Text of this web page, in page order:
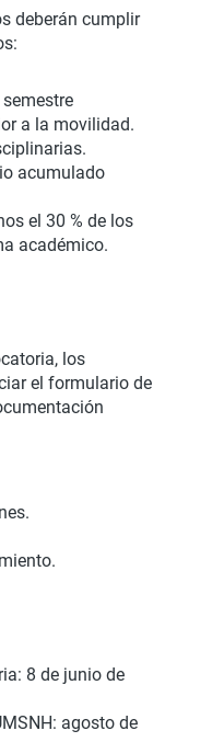
deberán cumplir
a la movilidad.
acumulado
el 30 % de los
académico.
los
el formulario de
8 de junio de
agosto de